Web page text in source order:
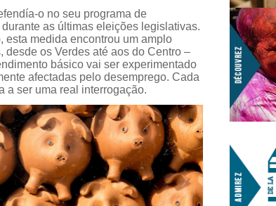
o no seu programa de
as últimas eleições legislativas.
esta medida encontrou um amplo
os Verdes até aos do Centro –
básico vai ser experimentado
afectadas pelo desemprego. Cada
a ser uma real interrogação.